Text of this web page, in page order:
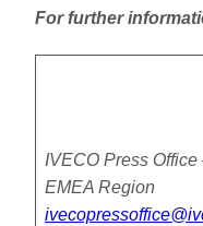
For further
IVECO Press Office
EMEA Region